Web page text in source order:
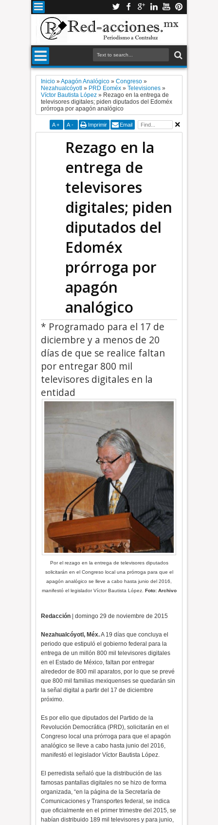
Inicio »Apagón Analógico »Congreso »
Nezahualcóyotl » PRD Eoméx »Televisiones »
Víctor Bautista López » Rezago en la entrega de
televisores digitales; piden diputados del Edoméx
prórroga por apagón analógico
A + A - Imprimir Email
Rezago en la
entrega de
televisores
digitales; piden
diputados del
Edoméx
prórroga por
apagón
analógico
* Programado para el 17 de
diciembre y a menos de 20
días de que se realice faltan
por entregar 800 mil
televisores digitales en la
entidad
Por el rezago en la entrega de televisores diputados
solicitarán en el Congreso local una prórroga para que el
apagón analógico se lleve a cabo hasta junio del 2016,
manifestó el legislador Víctor Bautista López. Foto: Archivo
Redacción | domingo 29 de noviembre de 2015
Nezahualcóyotl, Méx.A 19 días que concluya el
periodo que estipuló el gobierno federal para la
entrega de un millón 800 mil televisores digitales
en el Estado de México, faltan por entregar
alrededor de 800 mil aparatos, por lo que se prevé
que 800 mil familias mexiquenses se quedarán sin
la señal digital a partir del 17 de diciembre
próximo.
Es por ello que diputados del Partido de la
Revolución Democrática (PRD), solicitarán en el
Congreso local una prórroga para que el apagón
analógico se lleve a cabo hasta junio del 2016,
manifestó el legislador Víctor Bautista López.
El perredista señaló que la distribución de las
famosas pantallas digitales no se hizo de forma
organizada, “en la página de la Secretaría de
Comunicaciones y Transportes federal, se indica
que oficialmente en el primer trimestre del 2015, se
habían distribuido 189 mil televisores y para junio,